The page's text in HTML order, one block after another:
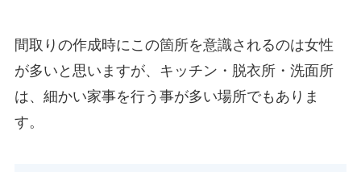
間取りの作成時にこの箇所を意識されるのは女性
が多いと思いますが、 キッチン・脱衣所・洗面所
は、細かい家事を行う事が多い場所でもありま
す。